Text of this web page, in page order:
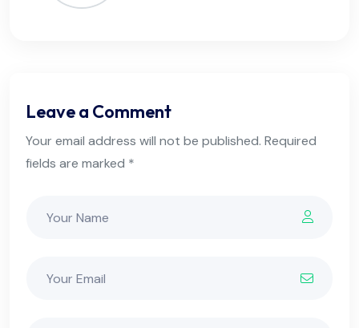
Leave a Comment
Your email address will not be published. Required
fields are marked *